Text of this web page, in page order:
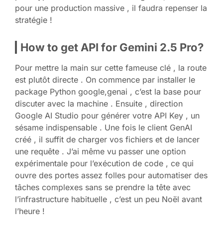
pour une production massive , il faudra repenser la
stratégie !
How to get API for Gemini 2.5 Pro?
Pour mettre la main sur cette fameuse clé , la route
est plutôt directe . On commence par installer le
package Python google,genai , c’est la base pour
discuter avec la machine . Ensuite , direction
Google AI Studio pour générer votre API Key , un
sésame indispensable . Une fois le client GenAI
créé , il suffit de charger vos fichiers et de lancer
une requête . J’ai même vu passer une option
expérimentale pour l’exécution de code , ce qui
ouvre des portes assez folles pour automatiser des
tâches complexes sans se prendre la tête avec
l’infrastructure habituelle , c’est un peu Noël avant
l’heure !